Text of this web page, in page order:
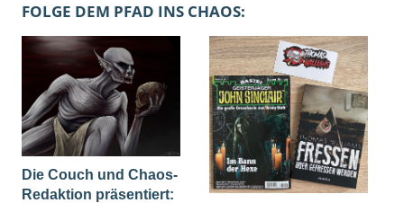
FOLGE DEM PFAD INS CHAOS:
Die Couch und Chaos-
Redaktion präsentiert: